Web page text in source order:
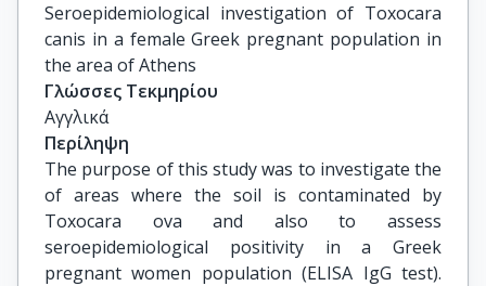
Seroepidemiological investigation of Toxocara
canis in a female Greek pregnant population in
the area of Athens
Γλώσσες Τεκμηρίου
Αγγλικά
Περίληψη
The purpose of this study was to investigate the
of areas where the soil is contaminated by
Toxocara ova and also to assess
seroepidemiological positivity in a Greek
pregnant women population (ELISA IgG test).